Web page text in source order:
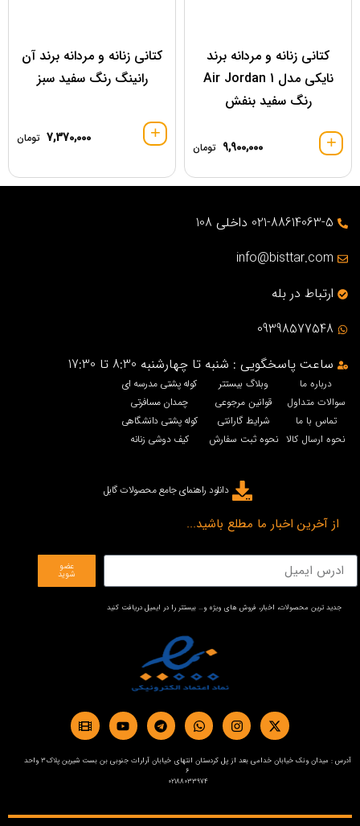
کتانی زنانه و مردانه برند
نایکی مدل Air Jordan 1
رنگ سفید بنفش
9,900,000 تومان
کتانی زنانه و مردانه برند آن
رانینگ رنگ سفید سبز
7,370,000 تومان
021-88614063-5 داخلی 108
info@bisttar.com
ارتباط در بله
09398577548
ساعت پاسخگویی : شنبه تا چهارشنبه 8:30 تا 17:30
درباره ما
سوالات متداول
تماس با ما
نحوه ارسال کالا
وبلاگ بیستتر
قوانین مرجوعی
شرایط گارانتی
نحوه ثبت سفارش
کوله پشتی مدرسه ای
چمدان مسافرتی
کوله پشتی دانشگاهی
کیف دوشی زنانه
دانلود راهنمای جامع محصولات گابل
از آخرین اخبار ما مطلع باشید...
عضو
شوید
جدید ترین محصولات، اخبار، فروش های ویژه و… بیستتر را در ایمیل دریافت کنید
آدرس : میدان ونک خیابان خدامی بعد از پل کردستان انتهای خیابان آرارات جنوبی بن بست شیرین پلاک3 واحد
6
02188033974